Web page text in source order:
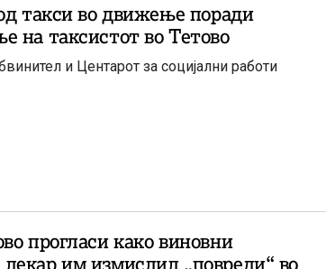
такси во движење поради
на таксистот во Тетово
и Центарот за социјални работи
прогласи како виновни
им измислил „повреди“ во